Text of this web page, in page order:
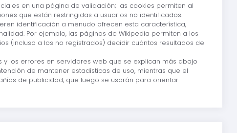
en una página de validación; las cookies permiten al
que están restringidas a usuarios no identificados.
identificación a menudo ofrecen esta característica,
Por ejemplo, las páginas de Wikipedia permiten a los
(incluso a los no registrados) decidir cuántos resultados de
los errores en servidores web que se explican más abajo
de mantener estadísticas de uso, mientras que el
de publicidad, que luego se usarán para orientar